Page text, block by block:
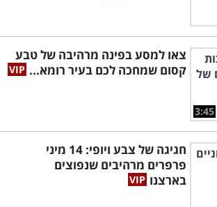
3:45
צאו למסע בפינה מרהיבה של טבע
קסום שמחכה לכם בעיר רומא...
חגיגה של צבע ויופי: 14 מיני
פרפרים מרהיבים שנפוצים
בארצנו